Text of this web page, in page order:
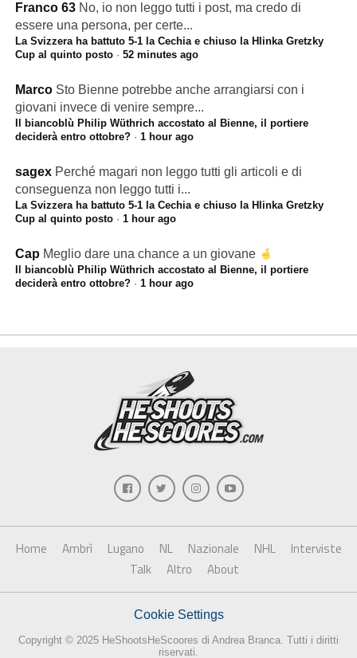
Franco 63 No, io non leggo tutti i post, ma credo di
essere una persona, per certe...
La Svizzera ha battuto 5-1 la Cechia e chiuso la Hlinka Gretzky
Cup al quinto posto· 52 minutes ago
Marco Sto Bienne potrebbe anche arrangiarsi con i
giovani invece di venire sempre...
Il biancoblù Philip Wüthrich accostato al Bienne, il portiere
deciderà entro ottobre?· 1 hour ago
sagex Perché magari non leggo tutti gli articoli e di
conseguenza non leggo tutti i...
La Svizzera ha battuto 5-1 la Cechia e chiuso la Hlinka Gretzky
Cup al quinto posto· 1 hour ago
Cap Meglio dare una chance a un giovane
Il biancoblù Philip Wüthrich accostato al Bienne, il portiere
deciderà entro ottobre?· 1 hour ago
Home Ambrì Lugano NL Nazionale NHL
Interviste
Talk
Altro About
Cookie Settings
Copyright © 2025 HeShootsHeScoores di Andrea Branca. Tutti i diritti
riservati.